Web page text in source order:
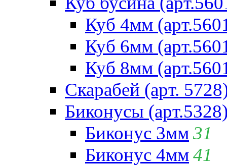
Куб 4мм
Куб 6мм
Куб 8мм
Скарабей (арт.
Биконусы
Биконус 3мм31
Биконус 4мм41